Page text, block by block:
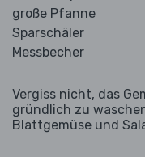
große Pfanne
Sparschäler
Messbecher
Vergiss nicht, das
gründlich zu
Blattgemüse und